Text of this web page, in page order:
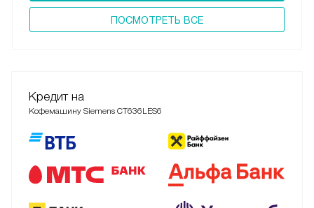
ПОCМОТРЕТЬ ВСЕ
Кредит на
Кофемашину Siemens CT636LES6